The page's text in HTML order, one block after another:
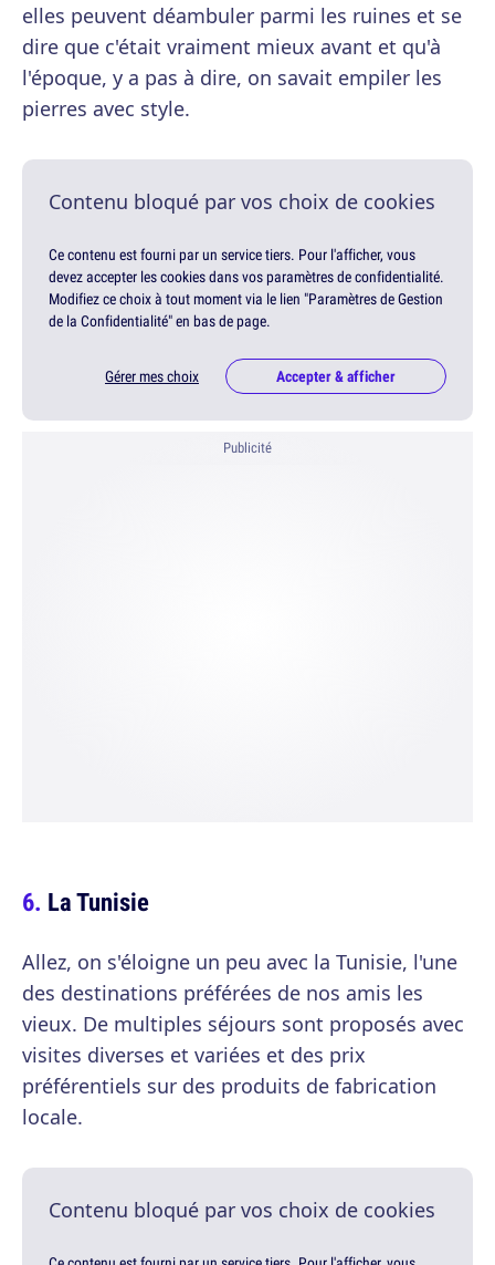
elles peuvent déambuler parmi les ruines et se
dire que c'était vraiment mieux avant et qu'à
l'époque, y a pas à dire, on savait empiler les
pierres avec style.
Contenu bloqué par vos choix de cookies
Ce contenu est fourni par un service tiers. Pour l'afficher, vous
devez accepter les cookies dans vos paramètres de confidentialité.
Modifiez ce choix à tout moment via le lien "Paramètres de Gestion
de la Confidentialité" en bas de page.
Gérer mes choix Accepter & afficher
Publicité
La Tunisie
Allez, on s'éloigne un peu avec la Tunisie, l'une
des destinations préférées de nos amis les
vieux. De multiples séjours sont proposés avec
visites diverses et variées et des prix
préférentiels sur des produits de fabrication
locale.
Contenu bloqué par vos choix de cookies